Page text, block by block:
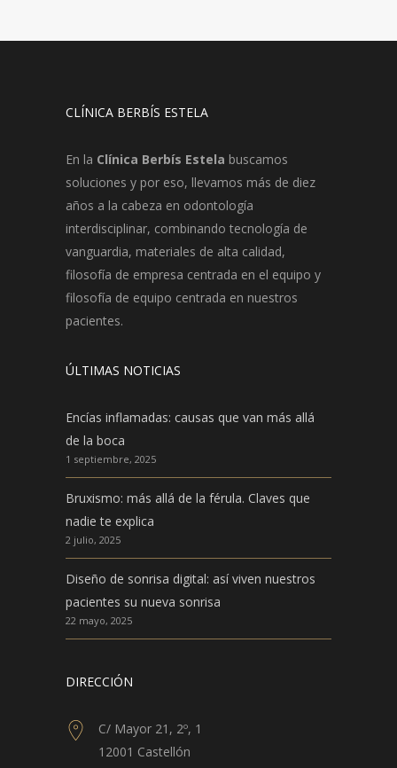
CLÍNICA BERBÍS ESTELA
En la Clínica Berbís Estela buscamos
soluciones y por eso, llevamos más de diez
años a la cabeza en odontología
interdisciplinar, combinando tecnología de
vanguardia, materiales de alta calidad,
filosofía de empresa centrada en el equipo y
filosofía de equipo centrada en nuestros
pacientes.
ÚLTIMAS NOTICIAS
Encías inflamadas: causas que van más allá
de la boca
1 septiembre, 2025
Bruxismo: más allá de la férula. Claves que
nadie te explica
2 julio, 2025
Diseño de sonrisa digital: así viven nuestros
pacientes su nueva sonrisa
22 mayo, 2025
DIRECCIÓN
C/ Mayor 21, 2º, 1
12001 Castellón